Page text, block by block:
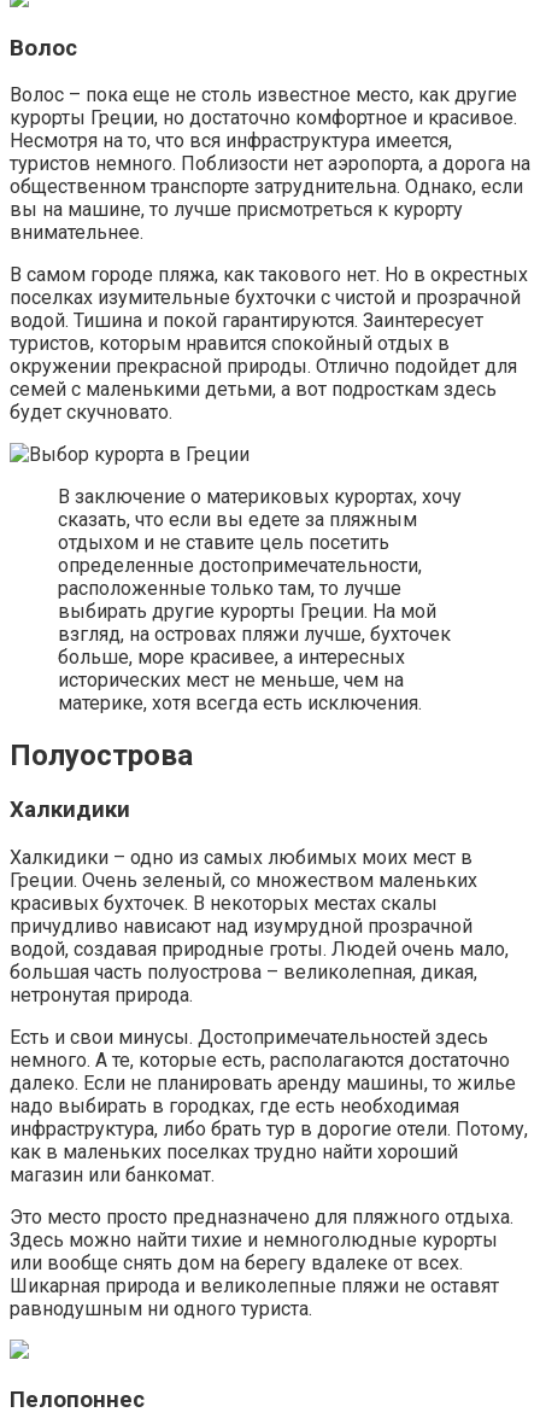
Волос
Волос – пока еще не столь известное место, как другие
курорты Греции, но достаточно комфортное и красивое.
Несмотря на то, что вся инфраструктура имеется,
туристов немного. Поблизости нет аэропорта, а дорога на
общественном транспорте затруднительна. Однако, если
вы на машине, то лучше присмотреться к курорту
внимательнее.
В самом городе пляжа, как такового нет. Но в окрестных
поселках изумительные бухточки с чистой и прозрачной
водой. Тишина и покой гарантируются. Заинтересует
туристов, которым нравится спокойный отдых в
окружении прекрасной природы. Отлично подойдет для
семей с маленькими детьми, а вот подросткам здесь
будет скучновато.
В заключение о материковых курортах, хочу
сказать, что если вы едете за пляжным
отдыхом и не ставите цель посетить
определенные достопримечательности,
расположенные только там, то лучше
выбирать другие курорты Греции. На мой
взгляд, на островах пляжи лучше, бухточек
больше, море красивее, а интересных
исторических мест не меньше, чем на
материке, хотя всегда есть исключения.
Полуострова
Халкидики
Халкидики – одно из самых любимых моих мест в
Греции. Очень зеленый, со множеством маленьких
красивых бухточек. В некоторых местах скалы
причудливо нависают над изумрудной прозрачной
водой, создавая природные гроты. Людей очень мало,
большая часть полуострова – великолепная, дикая,
нетронутая природа.
Есть и свои минусы. Достопримечательностей здесь
немного. А те, которые есть, располагаются достаточно
далеко. Если не планировать аренду машины, то жилье
надо выбирать в городках, где есть необходимая
инфраструктура, либо брать тур в дорогие отели. Потому,
как в маленьких поселках трудно найти хороший
магазин или банкомат.
Это место просто предназначено для пляжного отдыха.
Здесь можно найти тихие и немноголюдные курорты
или вообще снять дом на берегу вдалеке от всех.
Шикарная природа и великолепные пляжи не оставят
равнодушным ни одного туриста.
Пелопоннес